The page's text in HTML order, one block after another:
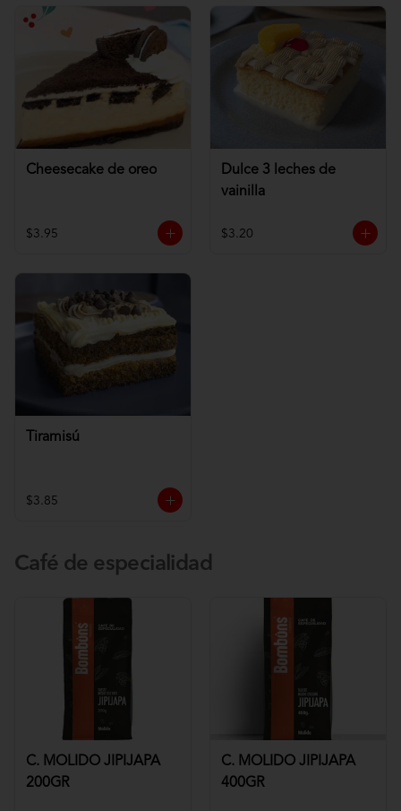
Cheesecake de oreo
$3.95
Dulce 3 leches de
vainilla
$3.20
Tiramisú
$3.85
Café de especialidad
C. MOLIDO JIPIJAPA
200GR
C. MOLIDO JIPIJAPA
400GR